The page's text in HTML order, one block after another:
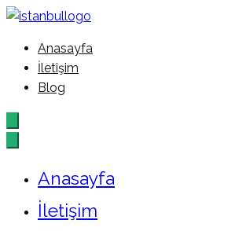
İçeriğe
İstanbul – Google –
Anasayfa
İletişim
Blog
Anasayfa
İletişim